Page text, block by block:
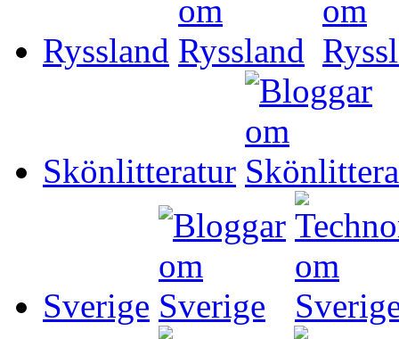
Ryssland
Skönlitteratur
Sverige